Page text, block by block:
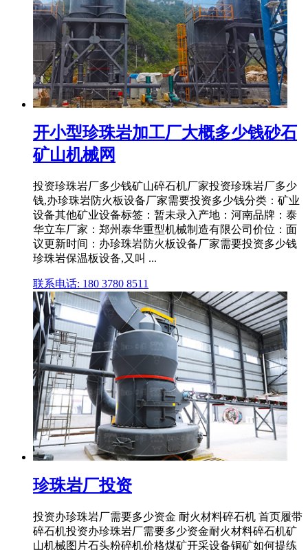
开小型珍珠岩加工厂大概多少钱砂石
矿山机械网
投资珍珠岩厂多少钱矿山碎石机厂家投资珍珠岩厂多少
钱,办珍珠岩防火板设备厂家需要投资多少钱分类：矿业
设备其他矿业设备标签：暂未录入产地：河南品牌：泰
华立车厂家：郑州泰华重型机械制造有限公司价位：面
议更新时间：办珍珠岩防火板设备厂家需要投资多少钱
珍珠岩保温板设备,又叫 ...
联系电话: 180 3780 8511
珍珠岩厂投资
投资办珍珠岩厂需要多少资金 耐火材料碎石机 首页履带
碎石机投资办珍珠岩厂需要多少资金耐火材料碎石机矿
山机械图片石头粉碎机价格煤矿开采设备铜矿如何提练